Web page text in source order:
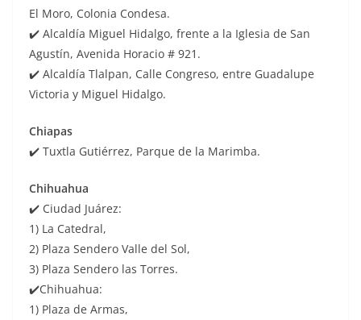
El Moro, Colonia Condesa.
✔️ Alcaldía Miguel Hidalgo, frente a la Iglesia de San
Agustín, Avenida Horacio # 921.
✔️ Alcaldía Tlalpan, Calle Congreso, entre Guadalupe
Victoria y Miguel Hidalgo.
Chiapas
✔️ Tuxtla Gutiérrez, Parque de la Marimba.
Chihuahua
✔️ Ciudad Juárez:
1) La Catedral,
2) Plaza Sendero Valle del Sol,
3) Plaza Sendero las Torres.
✔️Chihuahua:
1) Plaza de Armas,